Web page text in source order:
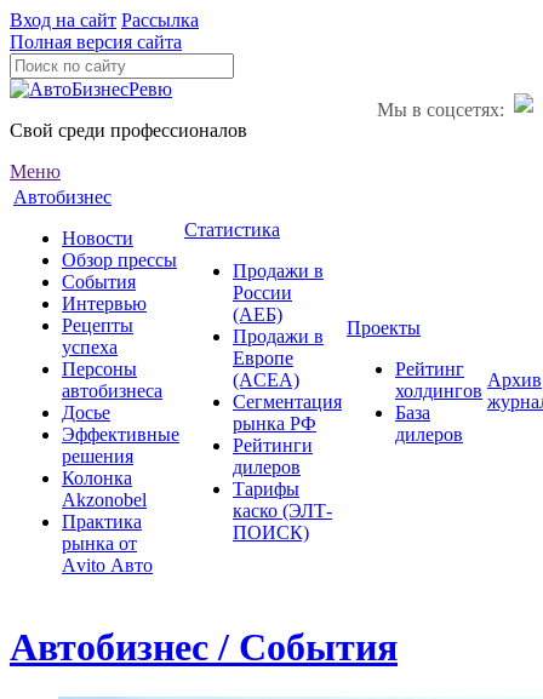
Вход на сайт Рассылка
Полная версия сайта
Мы в соцсетях:
Свой среди профессионалов
Меню
Автобизнес
Новости
Обзор прессы
События
Интервью
Рецепты
успеха
Персоны
автобизнеса
Досье
Эффективные
решения
Колонка
Akzonobel
Практика
рынка от
Аvito Авто
Статистика
Продажи в
России
(АЕБ)
Продажи в
Европе
(ACEA)
Сегментация
рынка РФ
Рейтинги
дилеров
Тарифы
каско (ЭЛТ-
ПОИСК)
Проекты
Рейтинг
холдингов
База
дилеров
Архив
Автобизнес / События